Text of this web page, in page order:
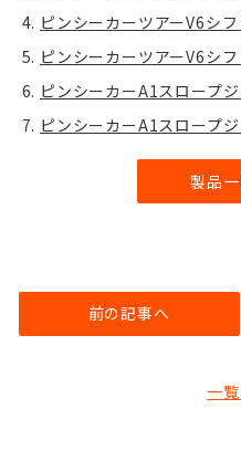
ピンシーカーツアーV6シ
ピンシーカーツアーV6シ
ピンシーカーA1スロープ
ピンシーカーA1スロープ
製品
前の記事へ
一